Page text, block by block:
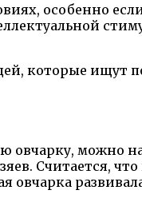
особенно
которые ищут
можно
Считается,
овчарка